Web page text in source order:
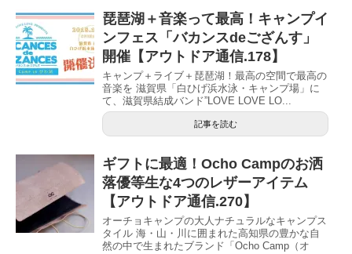
琵琶湖＋音楽って最高！キャンプイ
ンフェス「バカンスdeござんす」
開催【アウトドア通信.178】
キャンプ＋ライブ＋琵琶湖！最高の空間で最高の
音楽を 滋賀県「白ひげ浜水泳・キャンプ場」に
て、滋賀県結成バンド”LOVE LOVE LO...
記事を読む
ギフトに最適！Ocho Campのお洒
落優等生な4つのレザーアイテム
【アウトドア通信.270】
オーチョキャンプの大人ナチュラルなキャンプス
タイル 海・山・川に囲まれた高知県の豊かな自
然の中で生まれたブランド「Ocho Camp（オ